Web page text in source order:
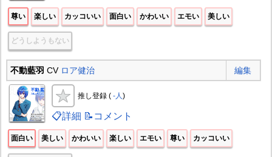
尊い 楽しい カッコいい 面白い かわいい エモい 美しい
どうしようもない
不動藍羽 CV ロア健治 編集
推し登録 ( -人)
📋詳細 📝コメント
面白い 美しい かわいい 楽しい エモい 尊い カッコいい